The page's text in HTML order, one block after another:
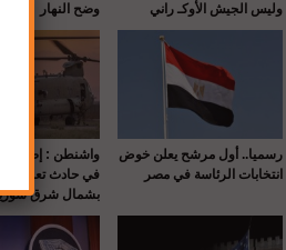
وليس الجيش الأوكـ راني
وضح النهار
رسميا.. أول مرشح يعلن خوض
انتخابات الرئاسة في مصر
في حادث تعرضت له
بشمال شرق